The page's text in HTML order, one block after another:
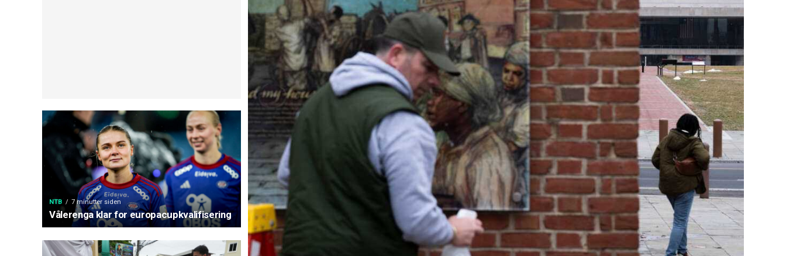
NTB 7 minutter siden
Vålerenga klar for europacupkvalifisering